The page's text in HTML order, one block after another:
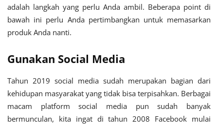
adalah langkah yang perlu Anda ambil. Beberapa point di
bawah ini perlu Anda pertimbangkan untuk memasarkan
produk Anda nanti.
Gunakan Social Media
Tahun 2019 social media sudah merupakan bagian dari
kehidupan masyarakat yang tidak bisa terpisahkan. Berbagai
macam platform social media pun sudah banyak
bermunculan, kita ingat di tahun 2008 Facebook mulai